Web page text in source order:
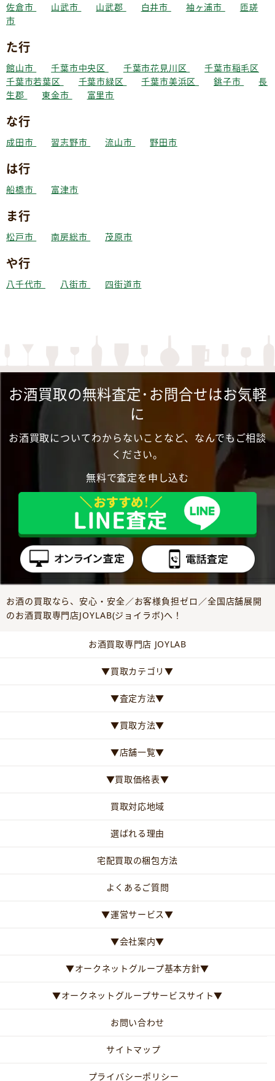
佐倉市 山武市 山武郡 白井市 袖ヶ浦市
匝瑳
市
た行
館山市 千葉市中央区 千葉市花見川区
千葉市稲毛区
千葉市若葉区
千葉市緑区 千葉市美浜区 銚子市
長
生郡
東金市 富里市
な行
成田市 習志野市 流山市 野田市
は行
船橋市 富津市
ま行
松戸市 南房総市 茂原市
や行
八千代市 八街市 四街道市
お酒買取の無料査定･お問合せはお気軽
に
お酒買取についてわからないことなど、なんでもご相談
ください。
無料で査定を申し込む
お酒の買取なら、安心・安全／お客様負担ゼロ／全国店舗展開
のお酒買取専門店JOYLAB(ジョイラボ)へ！
お酒買取専門店 JOYLAB
▼買取カテゴリ▼
▼査定方法▼
▼買取方法▼
▼店舗一覧▼
▼買取価格表▼
買取対応地域
選ばれる理由
宅配買取の梱包方法
よくあるご質問
▼運営サービス▼
▼会社案内▼
▼オークネットグループ基本方針▼
▼オークネットグループサービスサイト▼
お問い合わせ
サイトマップ
プライバシーポリシー